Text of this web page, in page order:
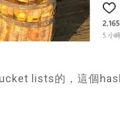
lists的，這個